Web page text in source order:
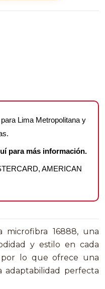
Lima Metropolitana y
para más información.
AMERICAN
microfibra 16888, una
y estilo en cada
lo que ofrece una
adaptabilidad perfecta